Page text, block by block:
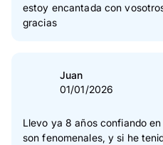
estoy encantada con
gracias
Juan
01/01/2026
Llevo ya 8 años confiando
son fenomenales, y si he